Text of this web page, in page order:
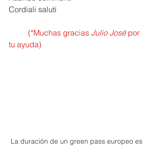
Cordiali saluti
(*Muchas gracias Julio José por
tu ayuda)
La duración de un green pass europeo es